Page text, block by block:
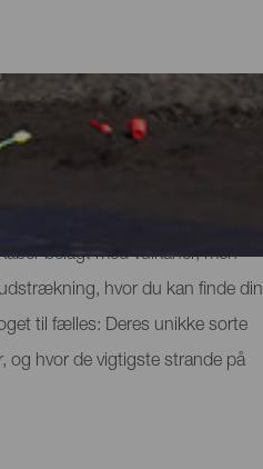
belagt med vulkaner, men
hvor du kan finde din
til fælles: Deres unikke sorte
og hvor de vigtigste strande på